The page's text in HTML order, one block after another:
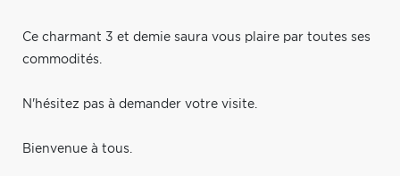
Ce charmant 3 et demie saura vous plaire par toutes ses
commodités.
N'hésitez pas à demander votre visite.
Bienvenue à tous.